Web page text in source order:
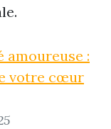
:
votre cœur